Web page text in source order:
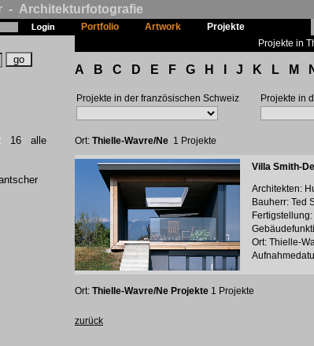
- Architekturfotografie
16
alle
Portfolio Artwork Projekte
Projekte in
A B C D E F G H J K L M
Projekte in der französischen Schweiz Projekte in
Ort: Thielle-Wavre/Ne 1 Projekte
Villa Smith-
Architekten:
Bauherr: Ted
Ort: Thielle-
Ort: Thielle-Wavre/Ne Projekte 1 Projekte
zurück